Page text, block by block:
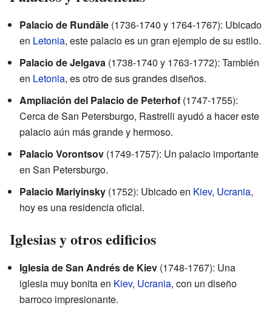
Palacio de Rundāle (1736-1740 y 1764-1767): Ubicado
en Letonia, este palacio es un gran ejemplo de su estilo.
Palacio de Jelgava (1738-1740 y 1763-1772): También
en Letonia, es otro de sus grandes diseños.
Ampliación del Palacio de Peterhof (1747-1755):
Cerca de San Petersburgo, Rastrelli ayudó a hacer este
palacio aún más grande y hermoso.
Palacio Vorontsov (1749-1757): Un palacio importante
en San Petersburgo.
Palacio Mariyinsky (1752): Ubicado en Kiev, Ucrania,
hoy es una residencia oficial.
Iglesias y otros edificios
Iglesia de San Andrés de Kiev (1748-1767): Una
iglesia muy bonita en Kiev, Ucrania, con un diseño
barroco impresionante.